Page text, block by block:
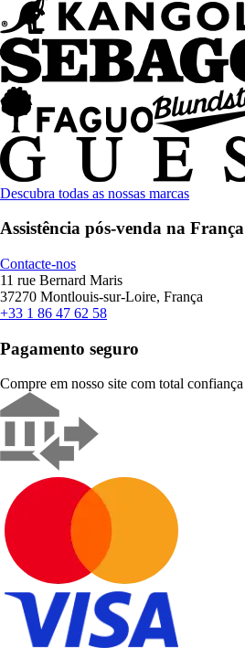
Descubra todas as nossas marcas
Assistência pós-venda na França
Contacte-nos
11 rue Bernard Maris
37270 Montlouis-sur-Loire, França
+33 1 86 47 62 58
Pagamento seguro
Compre em nosso site com total confiança